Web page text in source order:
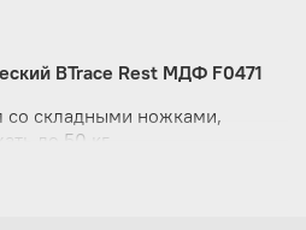
BTrace Rest МДФ F0471
со складными ножками,
до 50 кг.
из МДФ.